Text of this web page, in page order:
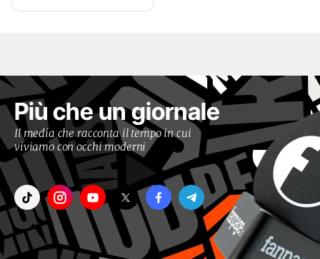
Più che un giornale
Il media che racconta il tempo in cui
viviamo con occhi moderni